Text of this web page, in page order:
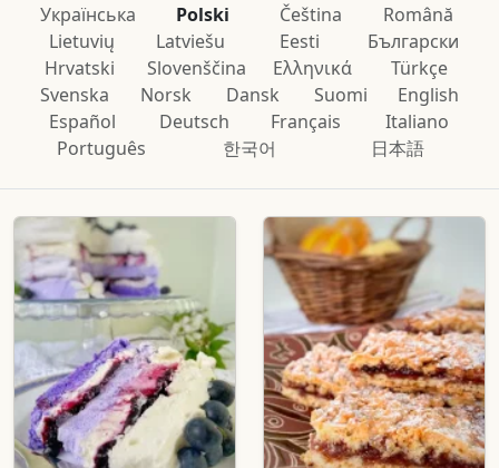
Українська Polski Čeština
Română
Lietuvių
Latviešu Eesti
Български
Hrvatski
Slovenščina Ελληνικά
Türkçe
Svenska
Norsk Dansk Suomi
English
Español
Deutsch Français
Italiano
Português
한국어 日本語